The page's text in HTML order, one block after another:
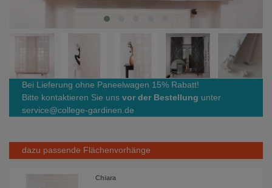
Bei Lieferung ohne Paneelwagen 15% Rabatt!
Bitte kontaktieren Sie uns vor der Bestellung unter
service@college-gardinen.de
dazu passende Flächenvorhänge
Chiara